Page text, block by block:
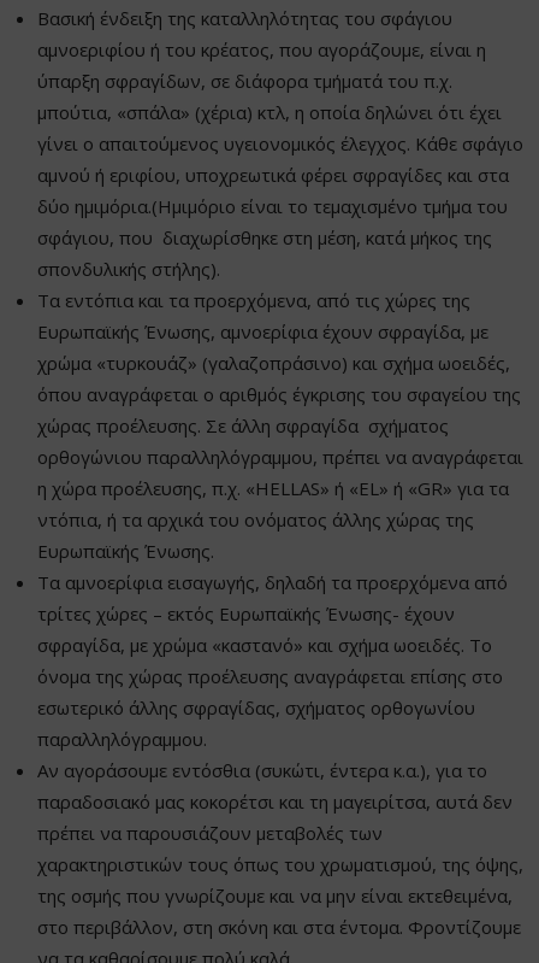
Βασική ένδειξη της καταλληλότητας του σφάγιου
αμνοεριφίου ή του κρέατος, που αγοράζουμε, είναι η
ύπαρξη σφραγίδων, σε διάφορα τμήματά του π.χ.
μπούτια, «σπάλα» (χέρια) κτλ, η οποία δηλώνει ότι έχει
γίνει ο απαιτούμενος υγειονομικός έλεγχος. Κάθε σφάγιο
αμνού ή εριφίου, υποχρεωτικά φέρει σφραγίδες και στα
δύο ημιμόρια.(Ημιμόριο είναι το τεμαχισμένο τμήμα του
σφάγιου, που διαχωρίσθηκε στη μέση, κατά μήκος της
σπονδυλικής στήλης).
Τα εντόπια και τα προερχόμενα, από τις χώρες της
Ευρωπαϊκής Ένωσης, αμνοερίφια έχουν σφραγίδα, με
χρώμα «τυρκουάζ» (γαλαζοπράσινο) και σχήμα ωοειδές,
όπου αναγράφεται ο αριθμός έγκρισης του σφαγείου της
χώρας προέλευσης. Σε άλλη σφραγίδα σχήματος
ορθογώνιου παραλληλόγραμμου, πρέπει να αναγράφεται
η χώρα προέλευσης, π.χ. «HELLAS» ή «EL» ή «GR» για τα
ντόπια, ή τα αρχικά του ονόματος άλλης χώρας της
Ευρωπαϊκής Ένωσης.
Τα αμνοερίφια εισαγωγής, δηλαδή τα προερχόμενα από
τρίτες χώρες – εκτός Ευρωπαϊκής Ένωσης- έχουν
σφραγίδα, με χρώμα «καστανό» και σχήμα ωοειδές. Το
όνομα της χώρας προέλευσης αναγράφεται επίσης στο
εσωτερικό άλλης σφραγίδας, σχήματος ορθογωνίου
παραλληλόγραμμου.
Αν αγοράσουμε εντόσθια (συκώτι, έντερα κ.α.), για το
παραδοσιακό μας κοκορέτσι και τη μαγειρίτσα, αυτά δεν
πρέπει να παρουσιάζουν μεταβολές των
χαρακτηριστικών τους όπως του χρωματισμού, της όψης,
της οσμής που γνωρίζουμε και να μην είναι εκτεθειμένα,
στο περιβάλλον, στη σκόνη και στα έντομα. Φροντίζουμε
να τα καθαρίσουμε πολύ καλά.